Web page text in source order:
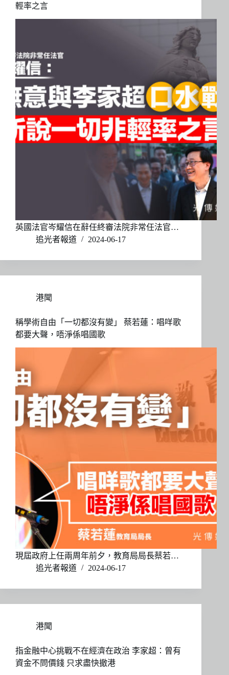
輕率之言
英國法官岑耀信在辭任終審法院非常任法官…
追光者報道
2024-06-17
港聞
稱學術自由「一切都沒有變」 蔡若蓮：唱咩歌
都要大聲，唔淨係唱國歌
現屆政府上任兩周年前夕，教育局局長蔡若…
追光者報道
2024-06-17
港聞
指金融中心挑戰不在經濟在政治 李家超：曾有
資金不問價錢 只求盡快撤港